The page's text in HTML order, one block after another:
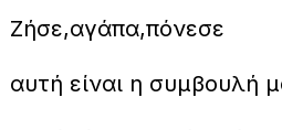
Ζήσε,αγάπα,πόνεσε
αυτή είναι η συμβουλή